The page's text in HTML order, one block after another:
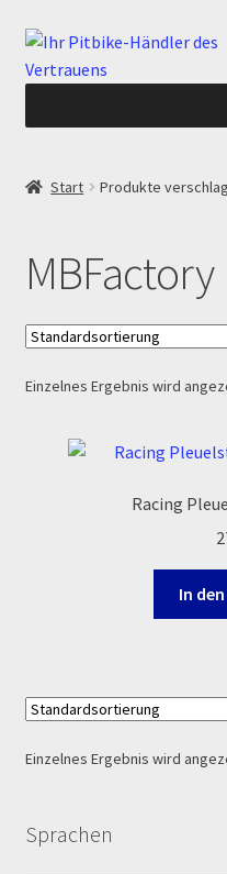
Zur
Navigation
Zum
Inhalt
Checkout
Datenschutzerklärung
Devolución
Echtheit von Bewertungen
Ersatzteile Pitbike
Start Produkte
MBFactory
Einzelnes Ergebnis wird
Racing
In
Einzelnes Ergebnis wird
Sprachen